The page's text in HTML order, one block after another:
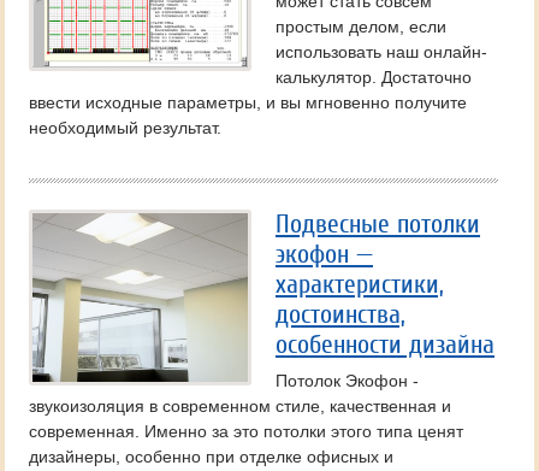
простым делом, если
использовать наш онлайн-
калькулятор. Достаточно
ввести исходные параметры, и вы мгновенно получите
необходимый результат.
Подвесные потолки
экофон —
характеристики,
достоинства,
особенности дизайна
Потолок Экофон -
звукоизоляция в современном стиле, качественная и
современная. Именно за это потолки этого типа ценят
дизайнеры, особенно при отделке офисных и